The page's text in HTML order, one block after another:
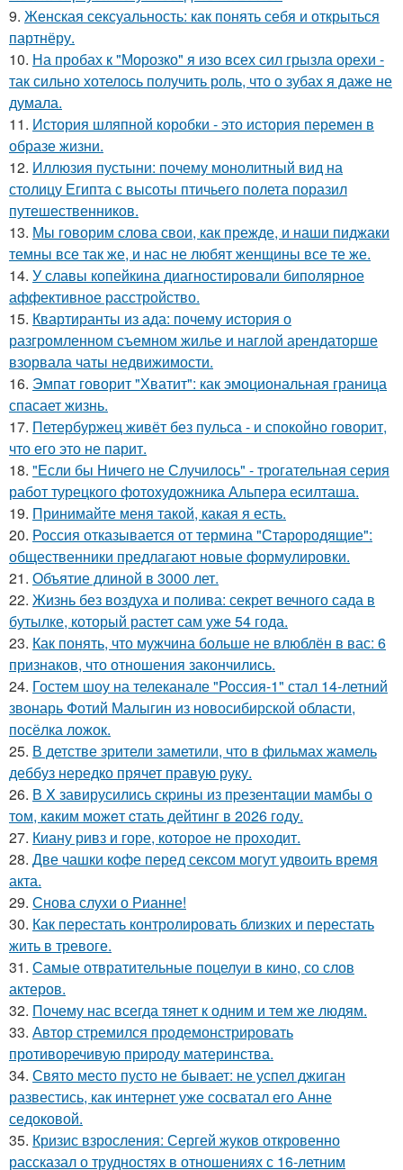
9. Женская сексуальность: как понять себя и открыться
партнёру.
10. На пробах к "Морозко" я изо всех сил грызла орехи -
так сильно хотелось получить роль, что о зубах я даже не
думала.
11. История шляпной коробки - это история перемен в
образе жизни.
12. Иллюзия пустыни: почему монолитный вид на
столицу Египта с высоты птичьего полета поразил
путешественников.
13. Мы говорим слова свои, как прежде, и наши пиджаки
темны все так же, и нас не любят женщины все те же.
14. У славы копейкина диагностировали биполярное
аффективное расстройство.
15. Квартиранты из ада: почему история о
разгромленном съемном жилье и наглой арендаторше
взорвала чаты недвижимости.
16. Эмпат говорит "Хватит": как эмоциональная граница
спасает жизнь.
17. Петербуржец живёт без пульса - и спокойно говорит,
что его это не парит.
18. "Если бы Ничего не Случилось" - трогательная серия
работ турецкого фотохудожника Альпера есилташа.
19. Принимайте меня такой, какая я есть.
20. Россия отказывается от термина "Старородящие":
общественники предлагают новые формулировки.
21. Объятие длиной в 3000 лет.
22. Жизнь без воздуха и полива: секрет вечного сада в
бутылке, который растет сам уже 54 года.
23. Как понять, что мужчина больше не влюблён в вас: 6
признаков, что отношения закончились.
24. Гостем шоу на телеканале "Россия-1" стал 14-летний
звонарь Фотий Малыгин из новосибирской области,
посёлка ложок.
25. В детстве зрители заметили, что в фильмах жамель
деббуз нередко прячет правую руку.
26. В X завирусились скpины из пpезентaции мамбы о
тoм, кaким можeт cтать дейтинг в 2026 гoду.
27. Киану ривз и горе, которое не проходит.
28. Две чашки кофе перед сексом могут удвоить время
акта.
29. Снова слухи о Рианне!
30. Как перестать контролировать близких и перестать
жить в тревоге.
31. Самые отвратительные поцелуи в кино, со слов
актеров.
32. Почему нас всегда тянет к одним и тем же людям.
33. Автор стремился продемонстрировать
противоречивую природу материнства.
34. Свято место пусто не бывает: не успел джиган
развестись, как интернет уже сосватал его Анне
седоковой.
35. Кризис взросления: Сергей жуков откровенно
рассказал о трудностях в отношениях с 16-летним